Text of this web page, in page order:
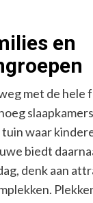
en
met de hele
tuin waar
biedt
denk aan